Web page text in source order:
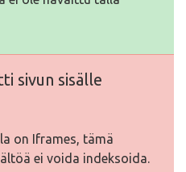
sivun sisälle
on Iframes, tämä
ei voida indeksoida.